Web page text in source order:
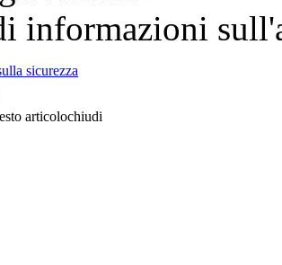
informazioni
sicurezza
articolochiudi